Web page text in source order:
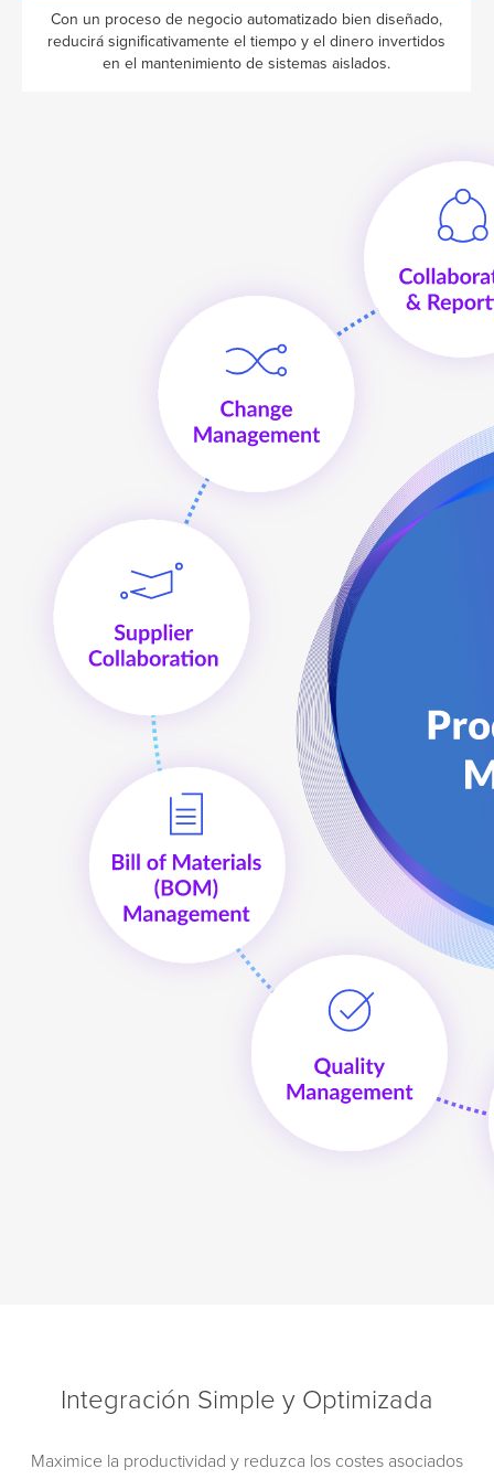
Con un proceso de negocio automatizado bien diseñado,
reducirá significativamente el tiempo y el dinero invertidos
en el mantenimiento de sistemas aislados.
Integración Simple y Optimizada
Maximice la productividad y reduzca los costes asociados